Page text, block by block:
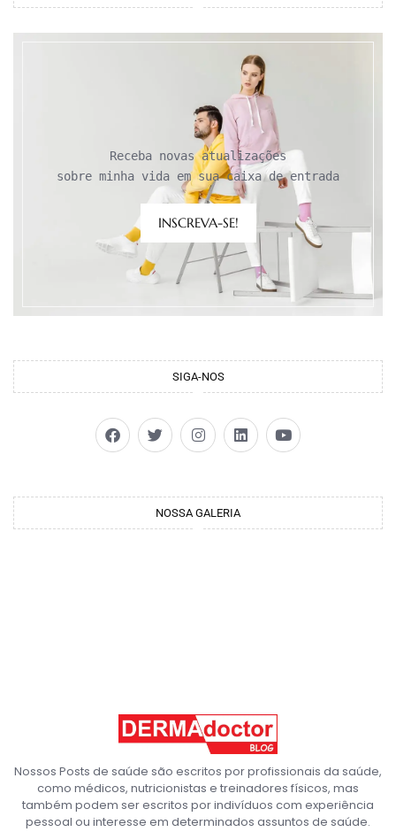
Receba novas atualizações
sobre minha vida em sua caixa de entrada
INSCREVA-SE!
SIGA-NOS
NOSSA GALERIA
Nossos Posts de saúde são escritos por profissionais da saúde,
como médicos, nutricionistas e treinadores físicos, mas
também podem ser escritos por indivíduos com experiência
pessoal ou interesse em determinados assuntos de saúde.